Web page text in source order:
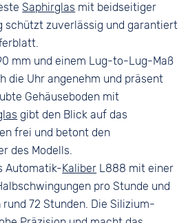
Saphirglas mit beidseitiger
schützt zuverlässig und garantiert
mm und einem Lug-to-Lug-Maß
die Uhr angenehm und präsent
Gehäuseboden mit
gibt den Blick auf das
frei und betont den
des Modells.
Automatik-Kaliber L888 mit einer
pro Stunde und
rund 72 Stunden. Die Silizium-